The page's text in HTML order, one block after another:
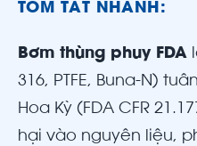
TÓM TẮT NHANH:
Bơm thùng phuy FDA
316, PTFE, Buna-N)
Hoa Kỳ (FDA CFR
hại vào nguyên liệu,